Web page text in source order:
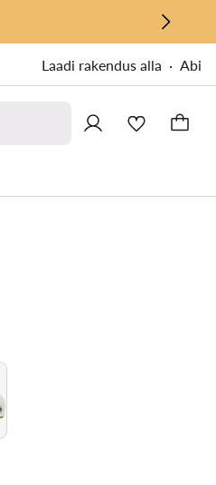
Laadi rakendus alla Abi